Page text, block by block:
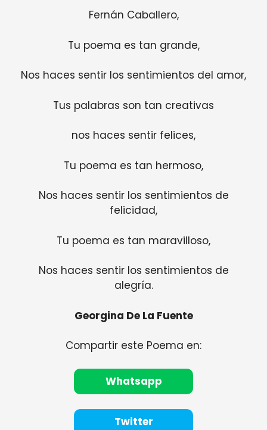
Fernán Caballero,
Tu poema es tan grande,
Nos haces sentir los sentimientos del amor,
Tus palabras son tan creativas
nos haces sentir felices,
Tu poema es tan hermoso,
Nos haces sentir los sentimientos de
felicidad,
Tu poema es tan maravilloso,
Nos haces sentir los sentimientos de
alegría.
Georgina De La Fuente
Compartir este Poema en:
Whatsapp
Twitter